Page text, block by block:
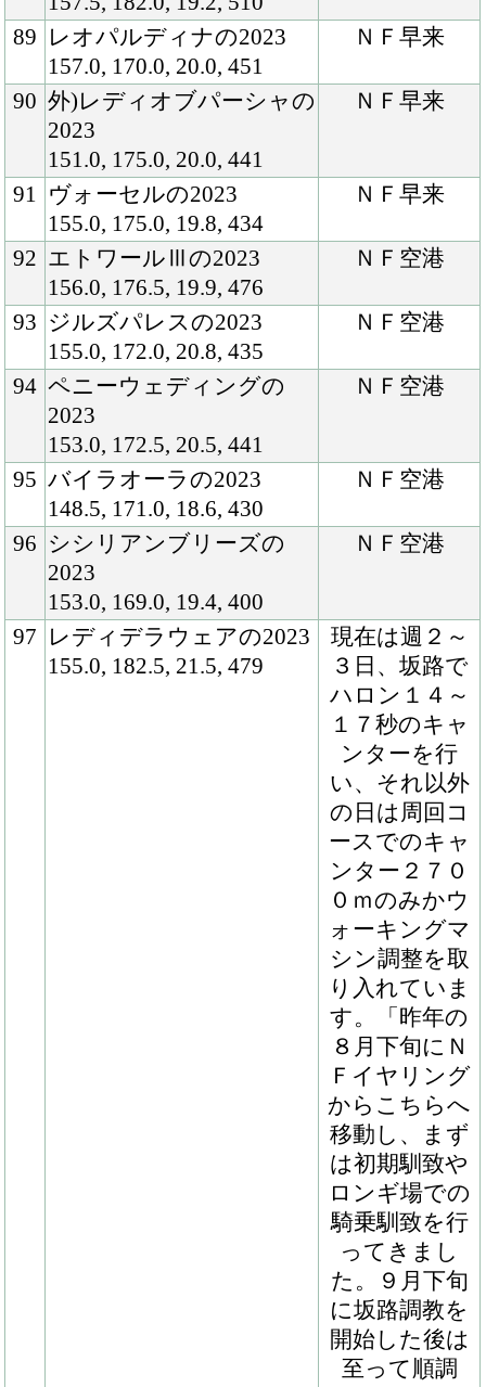
チしたいと考
えています」
長）「この度
はお声がけい
ただきありが
す。さっそく
北海道へ見に
行ってきたの
ですが、体が
ふっくらして
張りがあり、
健康そうに思
えましたね。
それがまず第
一で、印象と
してはパワー
型のイメージ
かかりやすい
のでしょうか
ら注意して丁
寧に接してい
きたいと思っ
ていますが、
に乗ることが
できており、
このまま変わ
りなく進めば
５月中の入厩
も考えられそ
うでしたよ。
なのも魅力的
ですね」（武
日、坂路でハ
ロン１６～１
ターと角馬場
での乗り運動
を行い、それ
以外の日は周
回コースでの
ハッキングの
ングマシン調
整を取り入れ
「昨年の１０
月中旬にＮＦ
イヤリングか
らこちらへ移
動し、まずは
い、１２月上
旬からは坂路
調教を開始し